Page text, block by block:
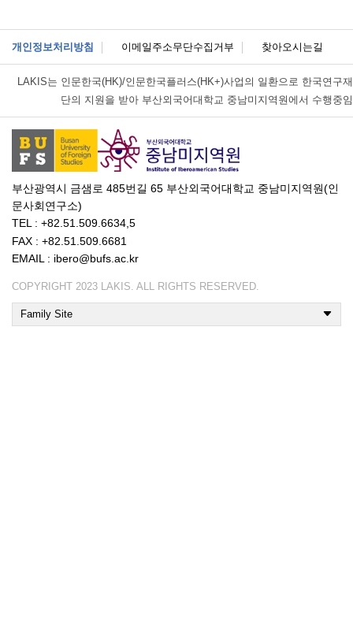
개인정보처리방침 이메일주소무단수집거부 찾아오시는길
LAKIS는 인문한국(HK)/인문한국플러스(HK+)사업의 일환으로 한국연구재
단의 지원을 받아 부산외국어대학교 중남미지역원에서 수행중임
부산광역시 금샘로 485번길 65 부산외국어대학교 중남미지역원(인
문사회연구소)
TEL : +82.51.509.6634,5
FAX : +82.51.509.6681
EMAIL : ibero@bufs.ac.kr
COPYRIGHT 2023 LAKIS. ALL RIGHTS RESERVED.
Family Site